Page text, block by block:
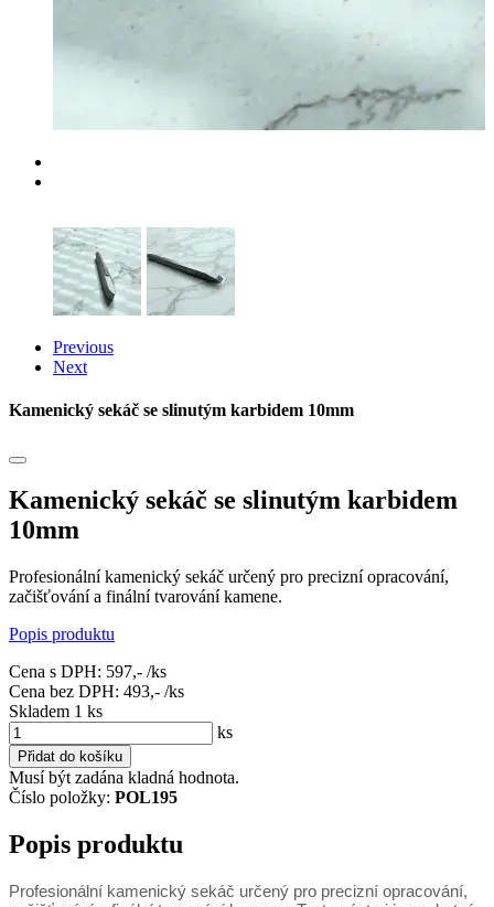
Previous
Next
Kamenický sekáč se slinutým karbidem 10mm
Kamenický sekáč se slinutým karbidem
10mm
Profesionální kamenický sekáč určený pro precizní opracování,
začišťování a finální tvarování kamene.
Popis produktu
Cena s DPH: 597,- /ks
Cena bez DPH: 493,- /ks
Skladem 1 ks
ks
Přidat do košíku
Musí být zadána kladná hodnota.
Číslo položky: POL195
Popis produktu
Profesionální kamenický sekáč určený pro precizní opracování,